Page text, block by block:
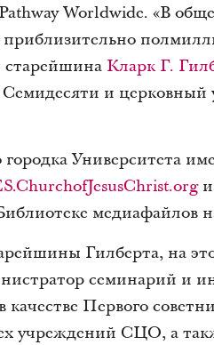
Worldwide. «В
старейшина Кларк Г.
и
Университета
и
медиафайлов
Гилберта, на
семинарий и
Первого
учреждений СЦО, а